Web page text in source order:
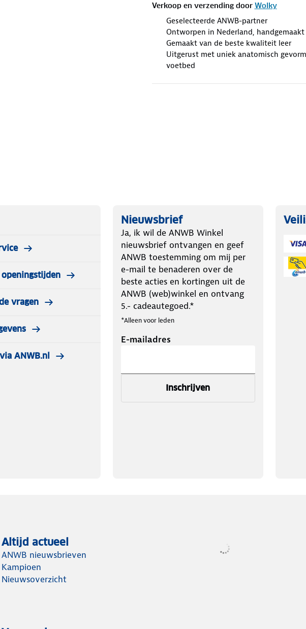
Verkoop en verzending door Wolky
Geselecteerde ANWB-partner
Ontworpen in Nederland,
Gemaakt van de beste kwaliteit leer
Uitgerust met uniek anatomisch
voetbed
vragen
ANWB.nl
Nieuwsbrief
Ja, ik wil de ANWB Winkel
nieuwsbrief ontvangen en geef
ANWB toestemming om mij per
e-mail te benaderen over de
beste acties en kortingen uit de
ANWB (web)winkel en ontvang
5.- cadeautegoed.*
*Alleen voor leden
E-mailadres
Inschrijven
Altijd actueel
ANWB nieuwsbrieven
Kampioen
Nieuwsoverzicht